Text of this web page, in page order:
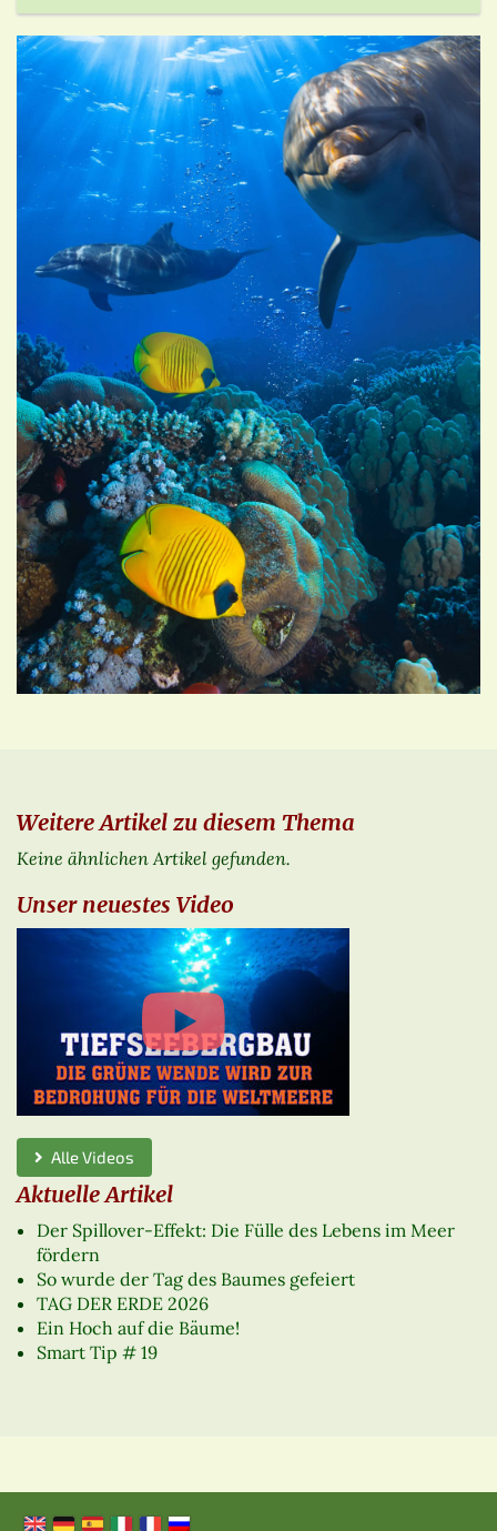
Weitere Artikel zu diesem Thema
Keine ähnlichen Artikel gefunden.
Unser neuestes Video
Alle Videos
Aktuelle Artikel
Der Spillover-Effekt: Die Fülle des Lebens im Meer
fördern
So wurde der Tag des Baumes gefeiert
TAG DER ERDE 2026
Ein Hoch auf die Bäume!
Smart Tip # 19